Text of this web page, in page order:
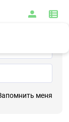
меня
/ Датчики /